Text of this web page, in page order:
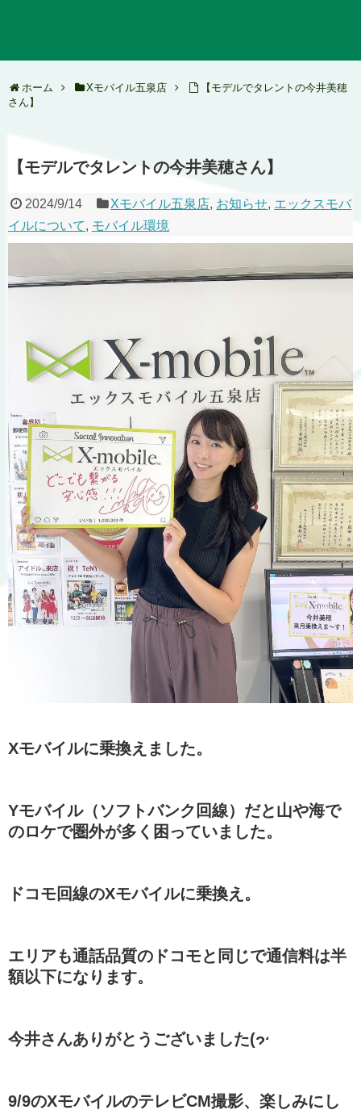
ホーム Xモバイル五泉店
【モデルでタレントの今井美穂
さん】
【モデルでタレントの今井美穂さん】
2024/9/14 Xモバイル五泉店, お知らせ, エックスモバ
イルについて, モバイル環境
Xモバイルに乗換えました。
Yモバイル（ソフトバンク回線）だと山や海で
のロケで圏外が多く困っていました。
ドコモ回線のXモバイルに乗換え。
エリアも通話品質のドコモと同じで通信料は半
額以下になります。
今井さんありがとうございました(
9/9のXモバイルのテレビCM撮影、楽しみにし